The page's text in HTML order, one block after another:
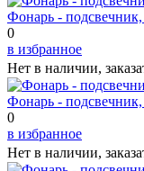
Фонарь -
0
в избранное
Нет в наличии,
Фонарь -
0
в избранное
Нет в наличии,